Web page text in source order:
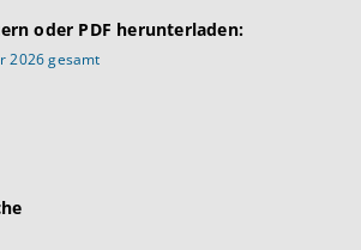
oder PDF herunterladen:
2026 gesamt